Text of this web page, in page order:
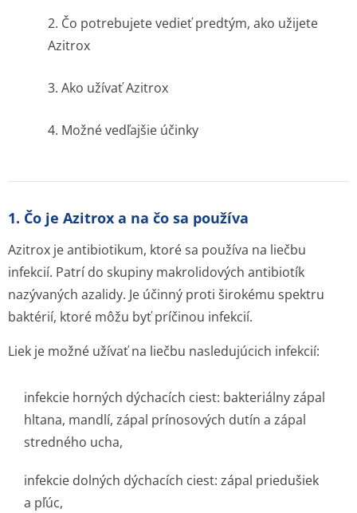
2. Čo potrebujete vedieť predtým, ako užijete
Azitrox
3. Ako užívať Azitrox
4. Možné vedľajšie účinky
1. Čo je Azitrox a na čo sa používa
Azitrox je antibiotikum, ktoré sa používa na liečbu
infekcií. Patrí do skupiny makrolidových antibiotík
nazývaných azalidy. Je účinný proti širokému spektru
baktérií, ktoré môžu byť príčinou infekcií.
Liek je možné užívať na liečbu nasledujúcich infekcií:
infekcie horných dýchacích ciest: bakteriálny zápal
hltana, mandlí, zápal prínosových dutín a zápal
stredného ucha,
infekcie dolných dýchacích ciest: zápal priedušiek
a pľúc,